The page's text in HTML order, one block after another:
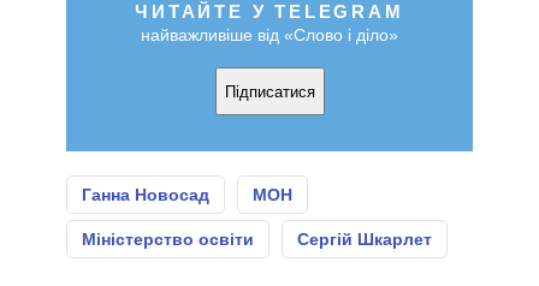
ЧИТАЙТЕ У TELEGRAM
найважливіше від «Слово і діло»
Підписатися
Ганна Новосад МОН
Міністерство освіти Сергій Шкарлет